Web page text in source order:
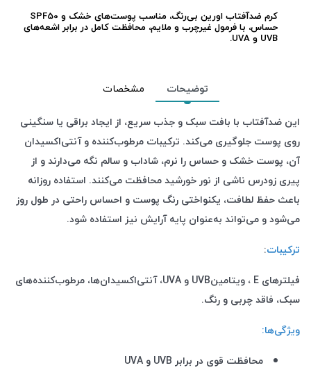
رنگ:بی رنگ
برند:(Evrin) اورین
آقایان , خانم ها
کرم ضدآفتاب اورین بی‌رنگ، مناسب پوست‌های خشک و
حساس، با فرمول غیرچرب و ملایم، محافظت کامل در برابر اشعه‌های
UVAو UVB.
توضیحات
مشخصات
این ضدآفتاب با بافت سبک و جذب سریع، از ایجاد براقی یا سنگینی
روی پوست جلوگیری می‌کند. ترکیبات مرطوب‌کننده و آنتی‌اکسیدان
آن، پوست خشک و حساس را نرم، شاداب و سالم نگه می‌دارند و از
پیری زودرس ناشی از نور خورشید محافظت می‌کنند. استفاده روزانه
باعث حفظ لطافت، یکنواختی رنگ پوست و احساس راحتی در طول روز
می‌شود و می‌تواند به‌عنوان پایه آرایش نیز استفاده شود.
ترکیبات:
فیلترهای
و UVB، ویتامین E
، آنتی‌اکسیدان‌ها، مرطوب‌کننده‌های
سبک، فاقد چربی و رنگ.
ویژگی‌ها:
محافظت قوی در برابر
و UVB